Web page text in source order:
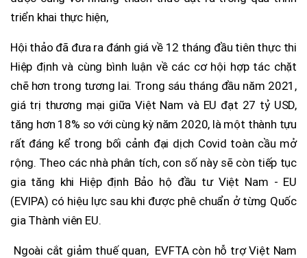
triển khai thực hiện,
Hội thảo đã đưa ra đánh giá về 12 tháng đầu tiên thực thi
Hiệp định và cùng bình luận về các cơ hội hợp tác chặt
chẽ hơn trong tương lai. Trong sáu tháng đầu năm 2021,
giá trị thương mại giữa Việt Nam và EU đạt 27 tỷ USD,
tăng hơn 18% so với cùng kỳ năm 2020, là một thành tựu
rất đáng kể trong bối cảnh đại dịch Covid toàn cầu mở
rộng. Theo các nhà phân tích, con số này sẽ còn tiếp tục
gia tăng khi Hiệp định Bảo hộ đầu tư Việt Nam - EU
(EVIPA) có hiệu lực sau khi được phê chuẩn ở từng Quốc
gia Thành viên EU.
Ngoài cắt giảm thuế quan, EVFTA còn hỗ trợ Việt Nam